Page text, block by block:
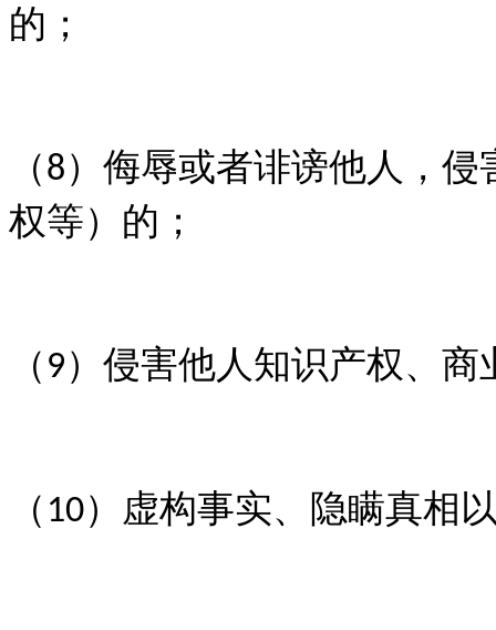
的；
（8）侮辱或者诽谤他人，
权等）的；
（ 9）侵害他人知识产权、
（ 10）虚构事实、隐瞒真相